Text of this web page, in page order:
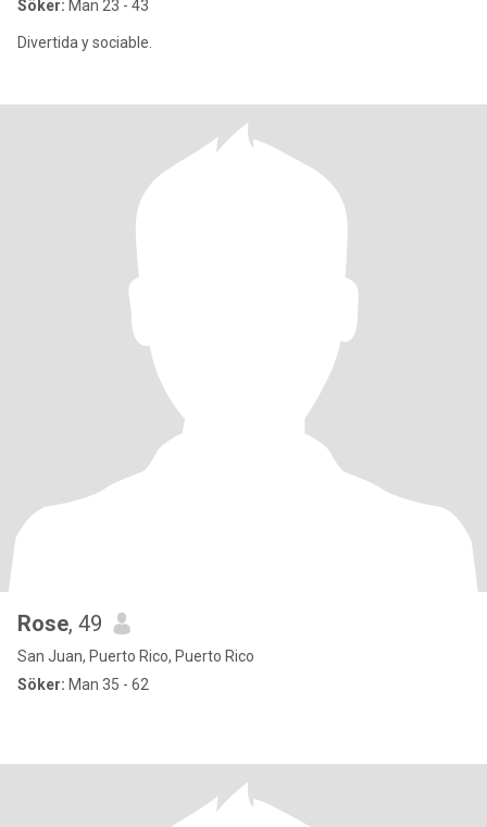
Söker: Man 23 - 43
Divertida y sociable.
Rose, 49
San Juan, Puerto Rico, Puerto Rico
Söker: Man 35 - 62